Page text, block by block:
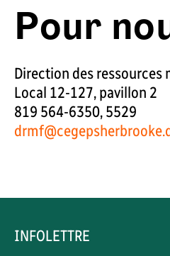
Pour
Direction des
Local 12-127, pavillon 2
819 564-6350, 5529
INFOLETTRE